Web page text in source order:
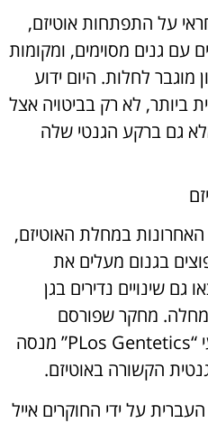
על התפתחות אוטיזם,
עם גנים מסוימים, ומקומות
מוגבר לחלות. היום ידוע
ביותר, לא רק בביטויה אצל
גם ברקע הגנטי שלה
במחלת האוטיזם,
בגנום מעלים את
גם שינויים נדירים בגן
מחקר שפורסם
לאחרונה בכתב העת המדעי “PLos Gentetics” מנסה
הקשורה באוטיזם.
על ידי החוקרים אייל